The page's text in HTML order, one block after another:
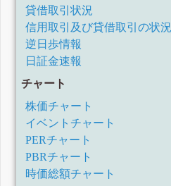
貸借取引状況
信用取引及び貸借取引の状況
逆日歩情報
日証金速報
チャート
株価チャート
イベントチャート
PERチャート
PBRチャート
時価総額チャート